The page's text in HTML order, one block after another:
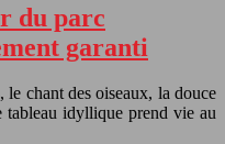
du parc
garanti
le chant des oiseaux, la douce
idyllique prend vie au